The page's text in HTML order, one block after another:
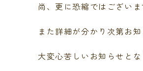
尚、更に恐縮ではござい
また詳細が分かり次第お知
大変心苦しいお知らせと